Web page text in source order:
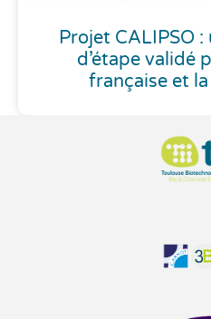
Projet CALIPSO
d’étape validé
française et